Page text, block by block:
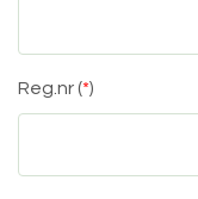
Reg.nr (*)